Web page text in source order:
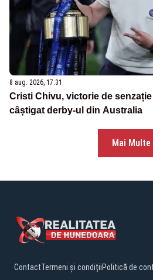
8 aug. 2026, 17:31
Cristi Chivu, victorie de
câștigat derby-ul din Australia
Mai Multe
ContactTermeni și condițiiPolitică de